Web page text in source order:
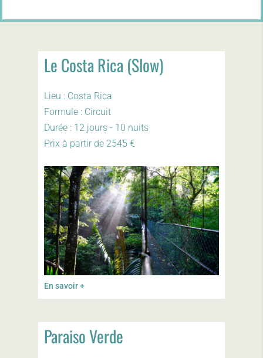
Le Costa Rica (Slow)
Lieu : Costa Rica
Formule : Circuit
Durée : 12 jours - 10 nuits
Prix à partir de 2545 €
En savoir +
Paraiso Verde